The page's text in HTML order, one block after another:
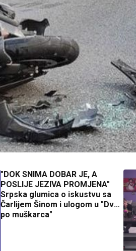
"DOK SNIMA DOBAR JE, A
POSLIJE JEZIVA PROMJENA"
Srpska glumica o iskustvu sa
Čarlijem Šinom i ulogom u "Dva i
po muškarca"